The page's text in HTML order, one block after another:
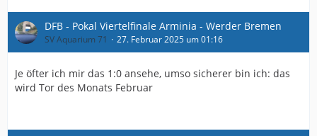
DFB - Pokal Viertelfinale Arminia - Werder Bremen
SV Aquarium 71 27. Februar 2025 um 01:16
Je öfter ich mir das 1:0 ansehe, umso sicherer bin ich: das
wird Tor des Monats Februar